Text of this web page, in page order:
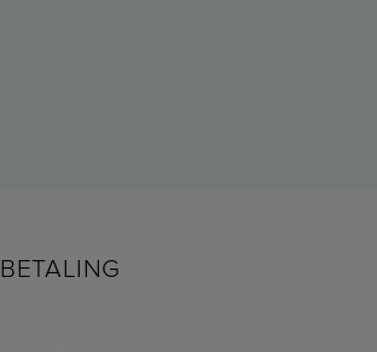
BETALING